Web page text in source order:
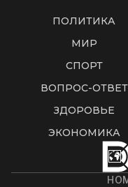
ПОЛИТИКА
МИР
СПОРТ
ВОПРОС-ОТВЕТ
ЗДОРОВЬЕ
ЭКОНОМИКА